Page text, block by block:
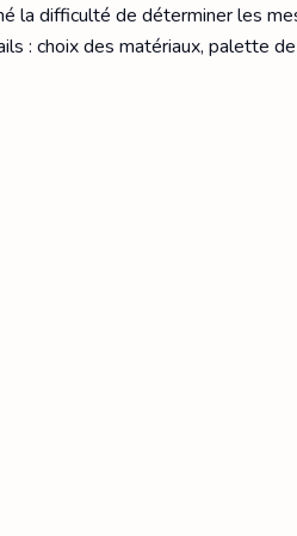
la difficulté de déterminer les
: choix des matériaux, palette